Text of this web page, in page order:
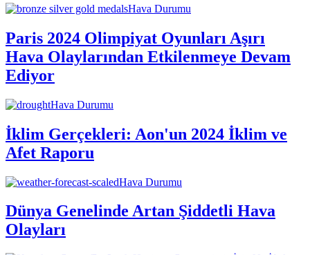
Hava Durumu
Paris 2024 Olimpiyat Oyunları Aşırı
Hava Olaylarından Etkilenmeye Devam
Ediyor
Hava Durumu
İklim Gerçekleri: Aon'un 2024 İklim ve
Afet Raporu
Hava Durumu
Dünya Genelinde Artan Şiddetli Hava
Olayları